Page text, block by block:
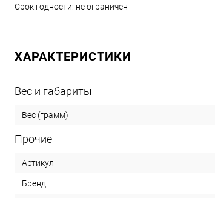
Срок годности: не ограничен
ХАРАКТЕРИСТИКИ
Вес и габариты
Вес (грамм)
Прочие
Артикул
Бренд